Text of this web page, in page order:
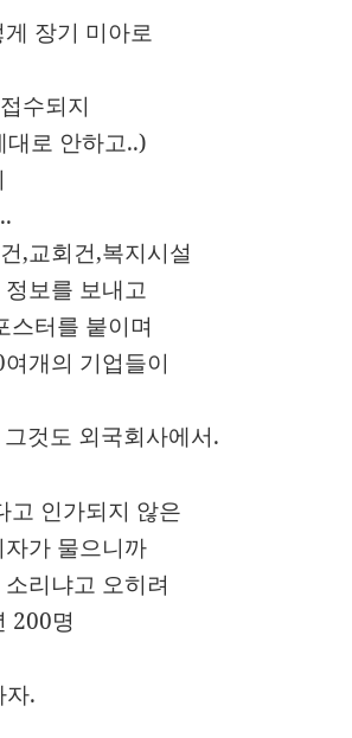
장기 미아로
수되지
로 안하고..)
,교회건,복지시설
보를 보내고
스터를 붙이며
개의 기업들이
것도 외국회사에서.
고 인가되지 않은
가 물으니까
리냐고 오히려
200명
자.